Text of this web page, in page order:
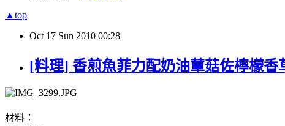
▲top
Oct 17 Sun 2010 00:28
[料理] 香煎魚菲力配奶油蕈菇佐檸檬香
材料：